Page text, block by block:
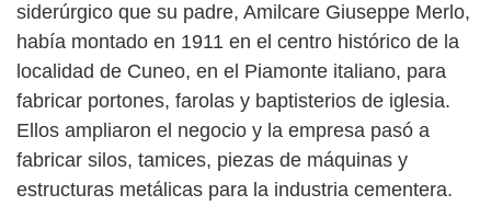
siderúrgico que su padre, Amilcare Giuseppe Merlo,
había montado en 1911 en el centro histórico de la
localidad de Cuneo, en el Piamonte italiano, para
fabricar portones, farolas y baptisterios de iglesia.
Ellos ampliaron el negocio y la empresa pasó a
fabricar silos, tamices, piezas de máquinas y
estructuras metálicas para la industria cementera.